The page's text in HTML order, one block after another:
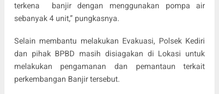
terkena banjir dengan menggunakan pompa air
sebanyak 4 unit,” pungkasnya.
Selain membantu melakukan Evakuasi, Polsek Kediri
dan pihak BPBD masih disiagakan di Lokasi untuk
melakukan pengamanan dan pemantaun terkait
perkembangan Banjir tersebut.